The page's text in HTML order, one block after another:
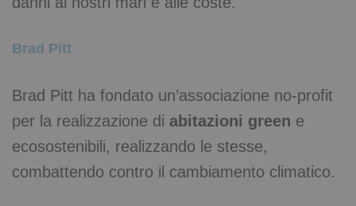
Brad Pitt
Brad Pitt ha fondato un’associazione no-profit
per la realizzazione di abitazioni green e
ecosostenibili, realizzando le stesse,
combattendo contro il cambiamento climatico.